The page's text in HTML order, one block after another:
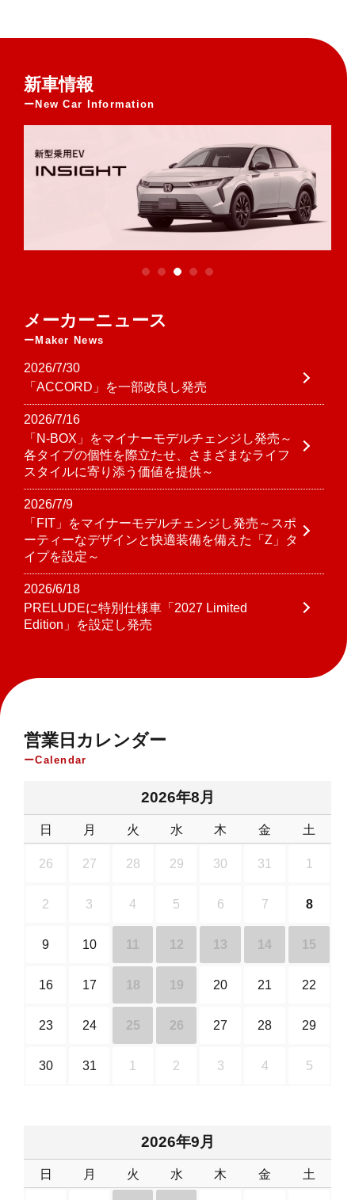
新車情報
New Car Information
メーカーニュース
Maker News
営業日カレンダー
Calendar
2026年8月
日 月 火 水 木 金 土
26 27 28 29 30 31 1
2 3 4 5 6 7 8
9 10 11 12 13 14 15
16 17 18 19 20 21 22
23 24 25 26 27 28 29
30 31 1 2 3 4 5
2026年9月
日 月 火 水 木 金 土